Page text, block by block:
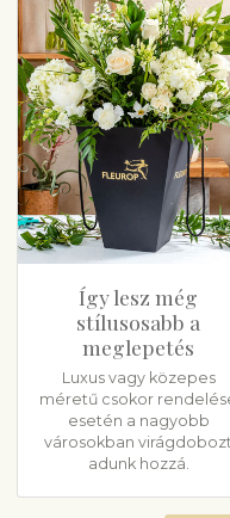
Így lesz még
stílusosabb a
meglepetés
Luxus vagy közepes
méretű csokor
esetén a nagyobb
városokban
adunk hozzá.